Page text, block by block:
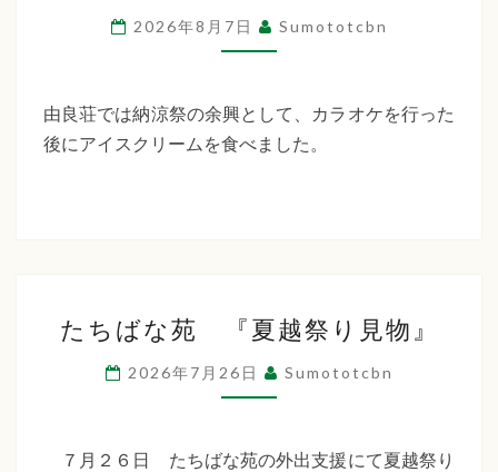
人
本
た
福
祉
会
荘
納
祭
2026年8月7日 Sumototcbn
由良荘では納涼祭の余興として、カラオケを行った
後にアイスクリームを食べました。
ち
ば
な
『夏
たちばな苑 『夏越祭り見物』
2026年7月26日 Sumototcbn
７月２６日 たちばな苑の外出支援にて夏越祭り